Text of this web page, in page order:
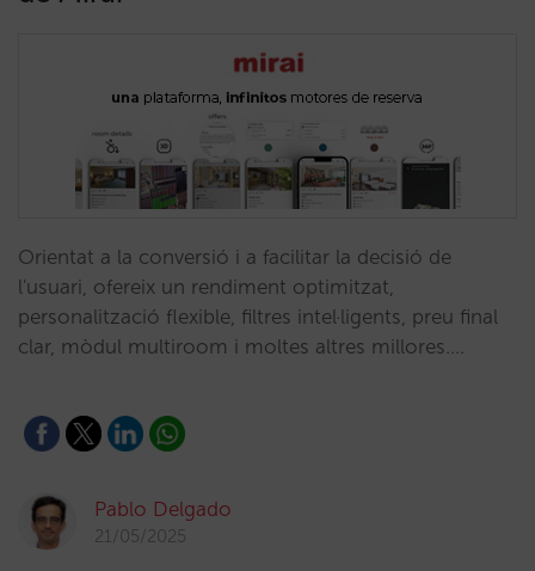
Orientat a la conversió i a facilitar la decisió de
l'usuari, ofereix un rendiment optimitzat,
personalització flexible, filtres intel·ligents, preu final
clar, mòdul multiroom i moltes altres millores.…
Pablo Delgado
21/05/2025